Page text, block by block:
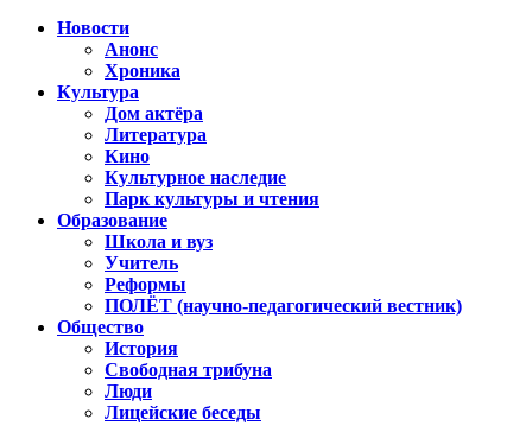
Новости
Анонс
Хроника
Культура
Дом актёра
Литература
Кино
Культурное наследие
Парк культуры и чтения
Образование
Школа и вуз
Учитель
Реформы
ПОЛЁТ (научно-педагогический вестник)
Общество
История
Свободная трибуна
Люди
Лицейские беседы